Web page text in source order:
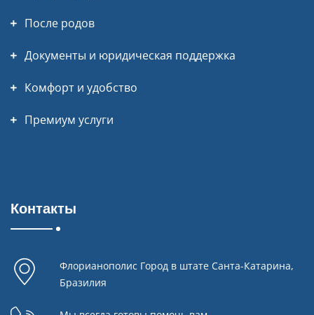
После родов
Документы и юридическая поддержка
Комфорт и удобство
Премиум услуги
Контакты
Флорианополис Город в штате Санта-Катарина,
Бразилия